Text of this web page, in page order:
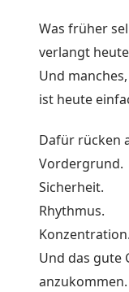
Was früher
verlangt
Und
ist heute
Dafür rücken
Vordergrund.
Sicherheit.
Rhythmus.
Konzentration.
Und das gute
anzukommen.